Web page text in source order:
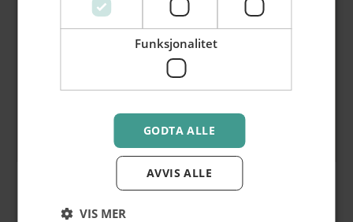
Hubred gårdsbutikk på torget
Funksjonalitet
GODTA ALLE
AVVIS ALLE
VIS MER